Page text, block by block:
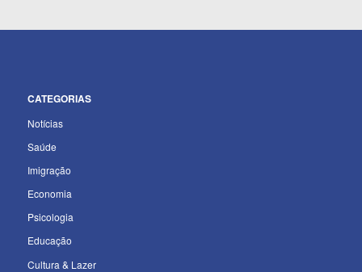
CATEGORIAS
Notícias
Saúde
Imigração
Economia
Psicologia
Educação
Cultura & Lazer